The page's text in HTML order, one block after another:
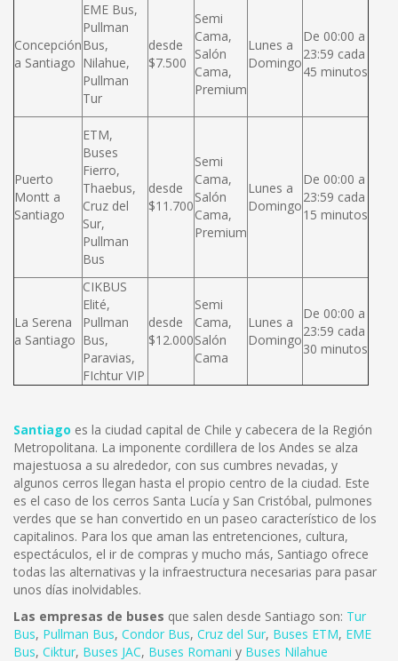
Concepción
a Santiago
EME Bus,
Pullman
Bus,
Nilahue,
Pullman
Tur
desde
$7.500
Semi
Cama,
Salón
Cama,
Premium
Lunes a
Domingo
De 00:00 a
23:59 cada
45 minutos
Puerto
Montt a
Santiago
ETM,
Buses
Fierro,
Thaebus,
Cruz del
Sur,
Pullman
Bus
desde
$11.700
Semi
Cama,
Salón
Cama,
Premium
Lunes a
Domingo
De 00:00 a
23:59 cada
15 minutos
La Serena
a Santiago
CIKBUS
Elité,
Pullman
Bus,
Paravias,
FIchtur VIP
desde
$12.000
Semi
Cama,
Salón
Cama
Lunes a
Domingo
De 00:00 a
23:59 cada
30 minutos
Santiago es la ciudad capital de Chile y cabecera de la Región
Metropolitana. La imponente cordillera de los Andes se alza
majestuosa a su alrededor, con sus cumbres nevadas, y
algunos cerros llegan hasta el propio centro de la ciudad. Este
es el caso de los cerros Santa Lucía y San Cristóbal, pulmones
verdes que se han convertido en un paseo característico de los
capitalinos. Para los que aman las entretenciones, cultura,
espectáculos, el ir de compras y mucho más, Santiago ofrece
todas las alternativas y la infraestructura necesarias para pasar
unos días inolvidables.
Las empresas de buses que salen desde Santiago son: Tur
Bus, Pullman Bus, Condor Bus, Cruz del Sur, Buses ETM, EME
Bus, Ciktur, Buses JAC, Buses Romani y Buses Nilahue